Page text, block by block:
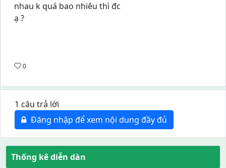
nhau k quá bao nhiêu thì đc
ạ ?
0
1 câu trả lời
Đăng nhập để xem nội dung đầy đủ
Thống kê diễn dàn